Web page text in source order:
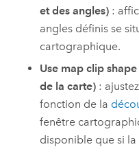
et des angles) :
angles définis se
cartographique.
Use map clip
de la carte) :
fonction de la
fenêtre
disponible que si